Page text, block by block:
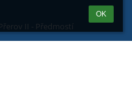
OK
II - Předmostí